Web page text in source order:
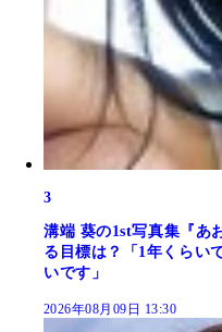
3
溝端 葵の1st写真集『
る目標は？「1年くらい
いです」
2026年08月09日 13:30